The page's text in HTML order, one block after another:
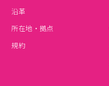
沿革
所在地・拠点
規約